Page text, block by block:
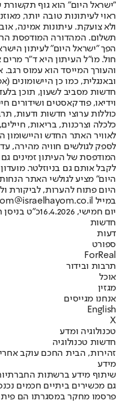
"ישראל היום" הוא גוף
ראוי לעיתונות טובה יותר,
ולא צועקת. עיתונות אמינה,
הפך "ישראל היום" לעיתון
חול. מו"ל העיתון היא ד"ר
והעורך המייסד הוא עמוס
חדשות מסביב לשעון, תוכן
וידיאו, פודקאסטים ושידורים
כוללות ערוצי חדשות ודעות,
לאוויר האתר החדש
לספק לגולשים חוויה מהירה,
המודפסת של העיתון זמינים
לקבל אותם גם בניוזלטר.
היום" מציע לגולשי האתר
היום פתוח להערות, לביקורת
במייל hayom@israelhayom.co.il.
יום חמישי, 16.4.2026
כ"ט בניסן
חדשות
דעות
ספורט
ForReal
תרבות ובידור
אוכל
מגזין
אנחנו מגייסים
English
X
טכנולוגיה ומדע
חדשות טכנולוגיה
זהירות, הבית החכם עוקב
מידע
שיתוף מידע ברשתות
גם מכשירים ביתיים חכמים
פרסמו מחקר במסגרתו הם